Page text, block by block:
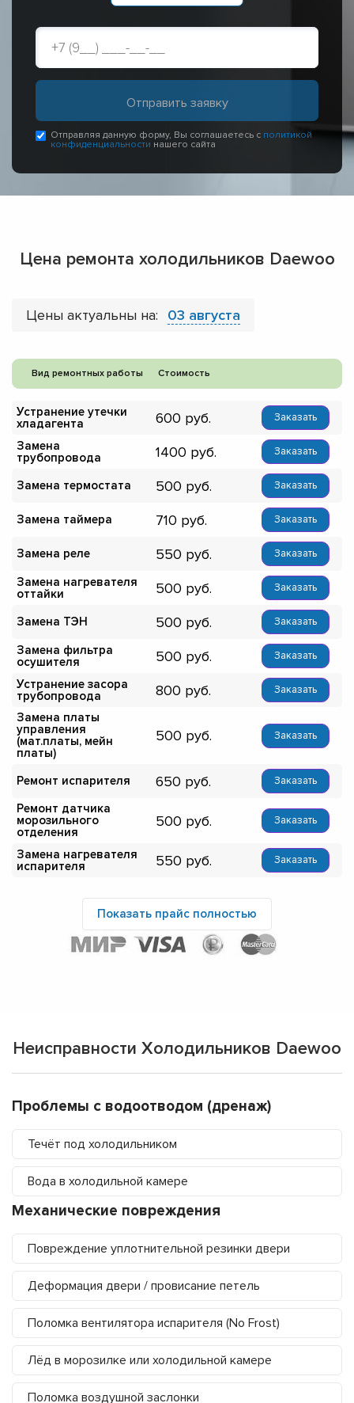
Отправляя данную форму, Вы соглашаетесь с политикой
конфиденциальности нашего сайта
Цена ремонта холодильников Daewoo
Цены актуальны на: 03 августа
Вид ремонтных работы Стоимость
Устранение утечки
хладагента
600 Заказать
Замена
трубопровода
1400 Заказать
Замена термостата 500 Заказать
Замена таймера 710 Заказать
Замена реле 550 Заказать
Замена нагревателя
оттайки
500 Заказать
Замена ТЭН 500 Заказать
Замена фильтра
осушителя
500 Заказать
Устранение засора
трубопровода
800 Заказать
Замена платы
управления
(мат.платы, мейн
платы)
500 Заказать
Ремонт испарителя 650 Заказать
Ремонт датчика
морозильного
отделения
500 Заказать
Замена нагревателя
испарителя
550 Заказать
Показать прайс полностью
Неисправности Холодильников Daewoo
Проблемы с водоотводом (дренаж)
Течёт под холодильником
Вода в холодильной камере
Механические повреждения
Повреждение уплотнительной резинки двери
Деформация двери / провисание петель
Поломка вентилятора испарителя (No Frost)
Лёд в морозилке или холодильной камере
Поломка воздушной заслонки